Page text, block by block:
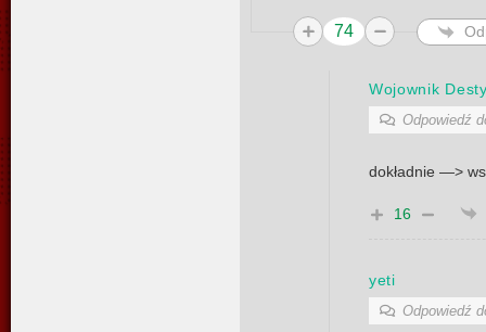
74
Wojownik
Odpowiedź
dokładnie —>
16
yeti
Odpowiedź